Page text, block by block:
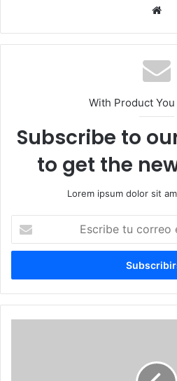
With Product
Subscribe to
to get the
Lorem ipsum dolor sit
correo